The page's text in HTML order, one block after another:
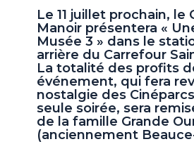
Le 11 juillet prochain, le
Manoir présentera «
Musée 3 » dans le
arrière du Carrefour
La totalité des profits
événement, qui fera
nostalgie des
seule soirée, sera
de la famille Grande
(anciennement